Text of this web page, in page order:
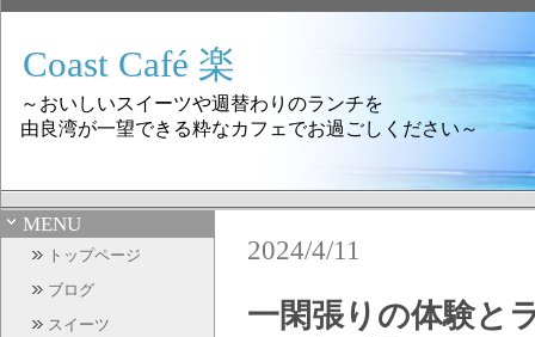
Coast Café 楽
～おいしいスイーツや週替わりのランチを
由良湾が一望できる粋なカフェでお過ごしください～
MENU
トップページ
ブログ
スイーツ
2024/4/11
一閑張りの体験と